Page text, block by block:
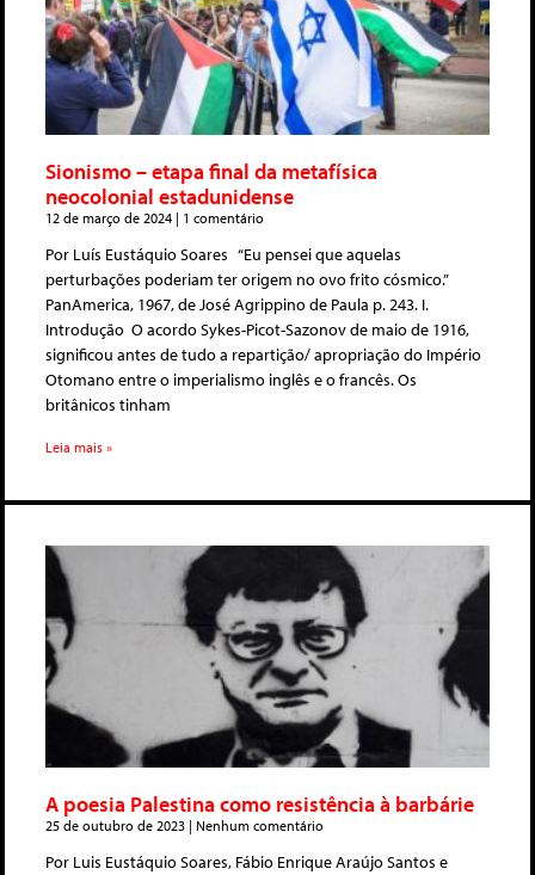
Sionismo – etapa final da metafísica
neocolonial estadunidense
12 de março de 2024 1 comentário
Por Luís Eustáquio Soares “Eu pensei que aquelas
perturbações poderiam ter origem no ovo frito cósmico.”
PanAmerica, 1967, de José Agrippino de Paula p. 243. I.
Introdução O acordo Sykes-Picot-Sazonov de maio de 1916,
significou antes de tudo a repartição/ apropriação do Império
Otomano entre o imperialismo inglês e o francês. Os
britânicos tinham
Leia mais »
A poesia Palestina como resistência à barbárie
25 de outubro de 2023 Nenhum comentário
Por Luis Eustáquio Soares, Fábio Enrique Araújo Santos e